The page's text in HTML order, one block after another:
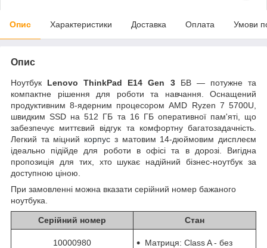
Опис Характеристики Доставка Оплата Умови
Опис
Ноутбук Lenovo ThinkPad E14 Gen 3БВ — потужне та
компактне рішення для роботи та навчання. Оснащений
продуктивним 8-ядерним процесором AMD Ryzen 7 5700U,
швидким SSD на 512 ГБ та 16 ГБ оперативної пам'яті, що
забезпечує миттєвий відгук та комфортну багатозадачність.
Легкий та міцний корпус з матовим 14-дюймовим дисплеєм
ідеально підійде для роботи в офісі та в дорозі. Вигідна
пропозиція для тих, хто шукає надійний бізнес-ноутбук за
доступною ціною.
При замовленні можна вказати серійний номер бажаного
ноутбука.
Серійний номер Стан
10000980
Матриця: Class A - без